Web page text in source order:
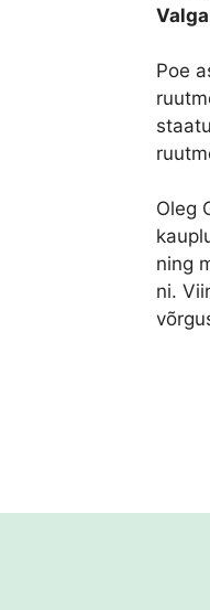
Poe
Oleg
ning
ni.